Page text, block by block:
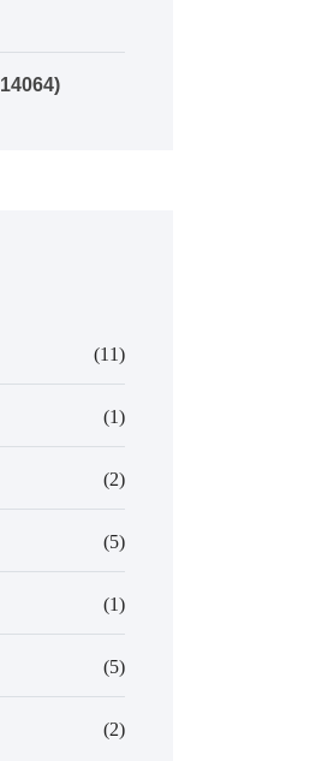
(11)
(1)
(2)
(5)
(1)
(5)
(2)